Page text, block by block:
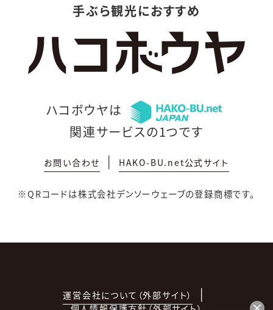
手ぶら観光におすすめ
ハコボウヤは
関連サービスの1つです
お問い合わせ HAKO-BU.net公式サイト
※QRコードは株式会社デンソーウェーブの登録商標です。
運営会社について（外部サイト）